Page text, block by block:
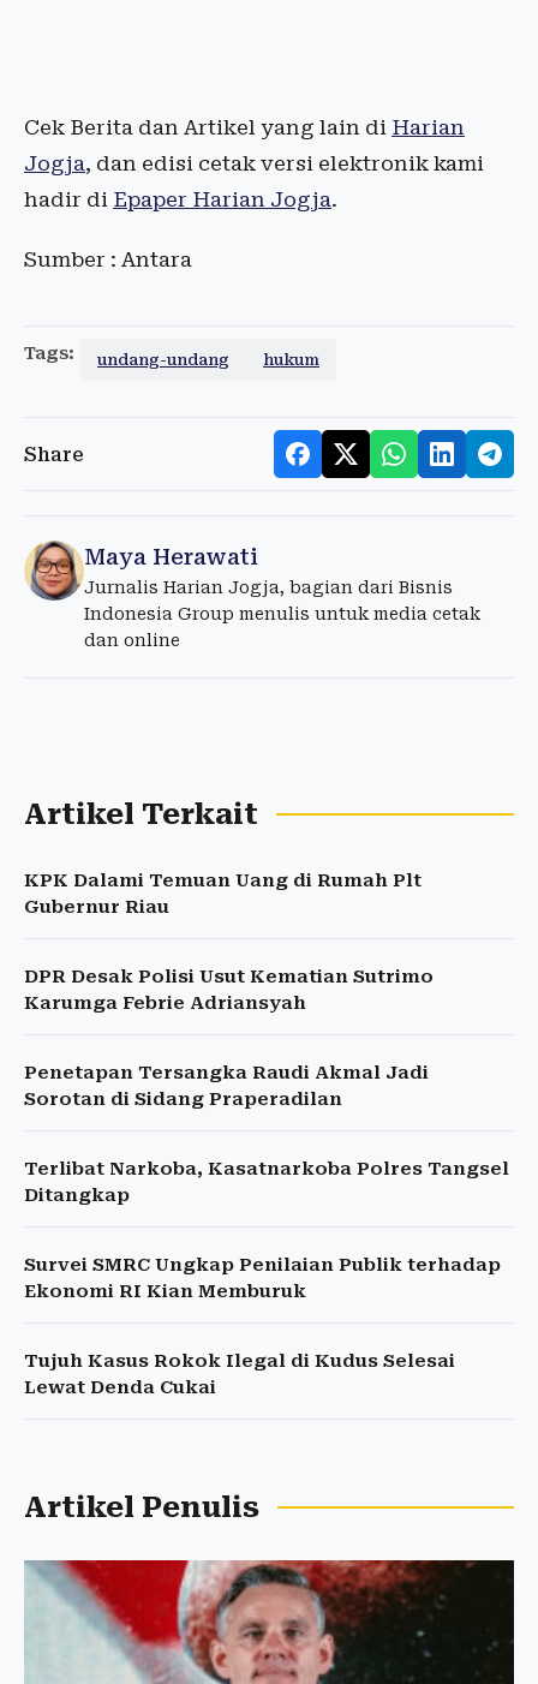
Cek Berita dan Artikel yang lain di Harian
Jogja, dan edisi cetak versi elektronik kami
hadir di Epaper Harian Jogja.
Sumber : Antara
Tags: undang-undang hukum
Share
Maya Herawati
Jurnalis Harian Jogja, bagian dari Bisnis
Indonesia Group menulis untuk media cetak
dan online
Artikel Terkait
KPK Dalami Temuan Uang di Rumah Plt
Gubernur Riau
DPR Desak Polisi Usut Kematian Sutrimo
Karumga Febrie Adriansyah
Penetapan Tersangka Raudi Akmal Jadi
Sorotan di Sidang Praperadilan
Terlibat Narkoba, Kasatnarkoba Polres Tangsel
Ditangkap
Survei SMRC Ungkap Penilaian Publik terhadap
Ekonomi RI Kian Memburuk
Tujuh Kasus Rokok Ilegal di Kudus Selesai
Lewat Denda Cukai
Artikel Penulis